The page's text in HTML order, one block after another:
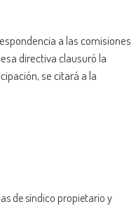
a las comisiones
directiva clausuró la
se citará a la
de síndico propietario y